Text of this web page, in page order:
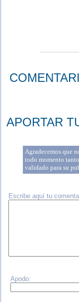
APORTAR
Agradecemos que
todo momento
validado para su
Escribe aquí tu
Apodo: